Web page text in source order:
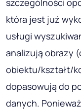
Narzędzia do
Jeśli chodzi o
sposoby, aby